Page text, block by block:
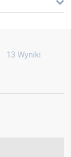
13 Wyniki